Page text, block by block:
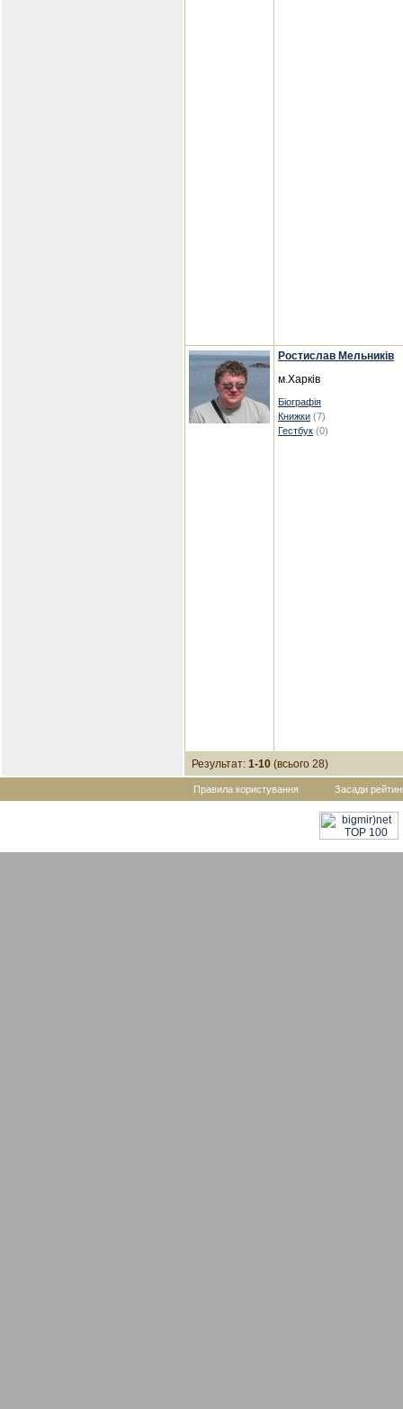
Ростислав Мельників
м.Харків
Біографія
Книжки (7)
Гестбук (0)
Результат: 1-10 (всього 28)
Правила користування Засади